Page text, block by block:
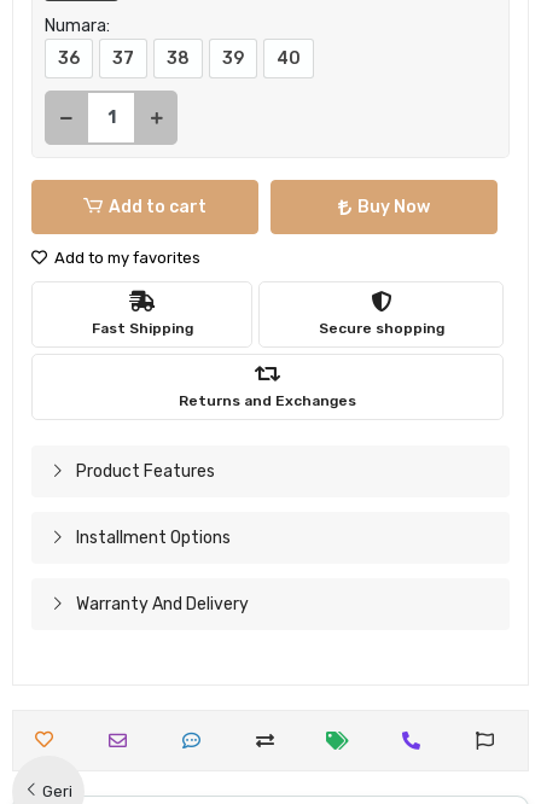
Geri
Numara:
36
37 38 39 40
Add to cart Buy Now
Add to my favorites
Fast Shipping Secure shopping
Returns and Exchanges
Product Features
Installment Options
Warranty And Delivery